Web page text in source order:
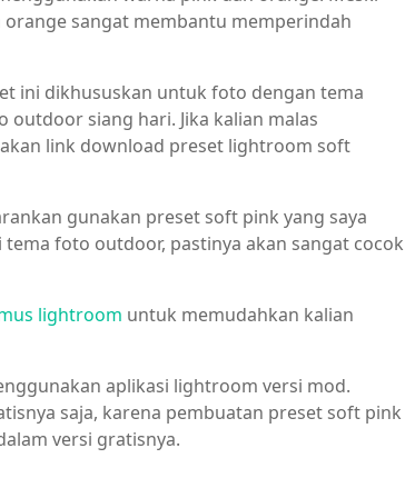
sangat membantu memperindah
ini dikhususkan untuk foto dengan tema
siang hari. Jika kalian malas
link download preset lightroom soft
gunakan preset soft pink yang saya
foto outdoor, pastinya akan sangat cocok
lightroom untuk memudahkan kalian
aplikasi lightroom versi mod.
saja, karena pembuatan preset soft pink
versi gratisnya.